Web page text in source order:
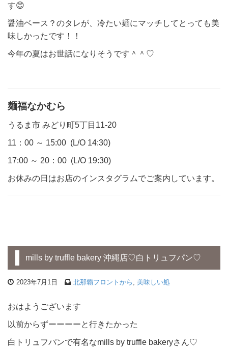
す😊
醤油ベース？のタレが、冷たい麺にマッチしてとっても美
味しかったです！！
今年の夏はお世話になりそうです＾＾♡
麺福なかむら
うるま市 みどり町5丁目11-20
11：00 ～ 15:00 (L/O 14:30)
17:00 ～ 20：00 (L/O 19:30)
お休みの日はお店のインスタグラムでご案内しています。
mills by truffle bakery 沖縄店♡白トリュフパン♡
2023年7月1日 北那覇フロントから , 美味しい処
おはようございます
以前からずーーーーと行きたかった
白トリュフパンで有名なmills by truffle bakeryさん♡